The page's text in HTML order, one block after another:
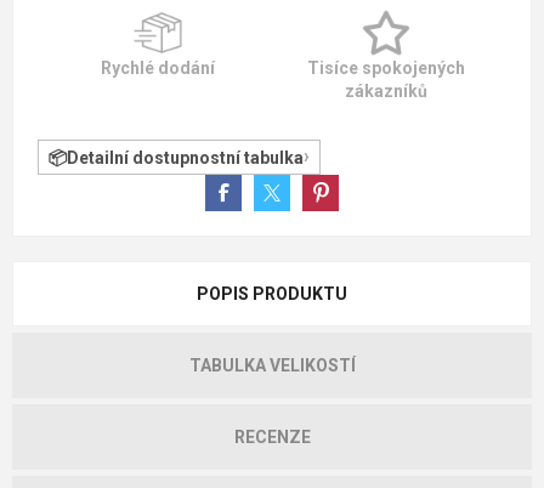
Rychlé dodání
Tisíce spokojených
zákazníků
Detailní dostupnostní tabulka
POPIS PRODUKTU
TABULKA VELIKOSTÍ
RECENZE